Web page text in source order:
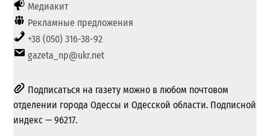
Медиакит
Рекламные предложения
+38 (050) 316-38-92
gazeta_np@ukr.net
Подписаться на газету можно в любом почтовом
отделении города Одессы и Одесской области. Подписной
индекс — 96217.